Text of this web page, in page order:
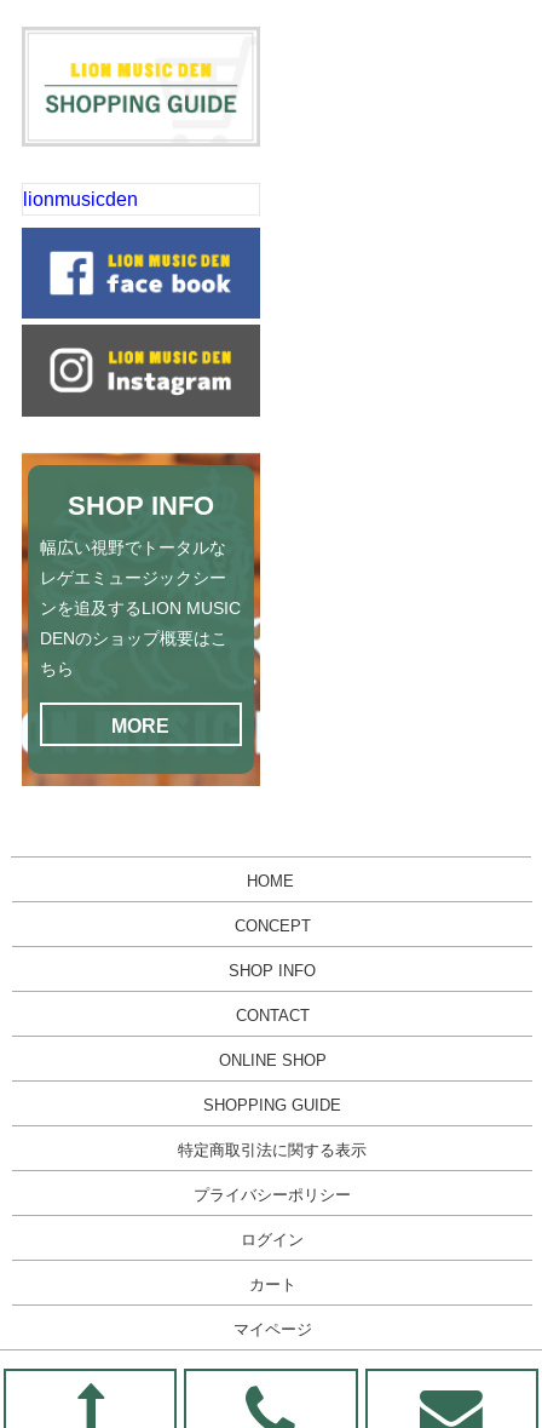
lionmusicden
SHOP INFO
幅広い視野でトータルな
レゲエミュージックシー
ンを追及するLION MUSIC
DENのショップ概要はこ
ちら
MORE
HOME
CONCEPT
SHOP INFO
CONTACT
ONLINE SHOP
SHOPPING GUIDE
特定商取引法に関する表示
プライバシーポリシー
ログイン
カート
マイページ